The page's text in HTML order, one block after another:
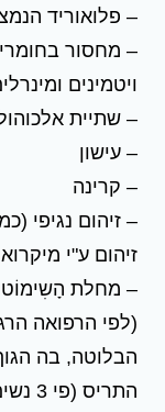
– פלואוריד
– מחסור בחומרי
ויטמינים
– שתיית
– עישון
– קרינה
– זיהום נגיפי
זיהום ע"י
(לפי הרפואה
הבלוטה, בה
התריס (פי 3 נשים סובלות ממצב זה לעומת הגברים).